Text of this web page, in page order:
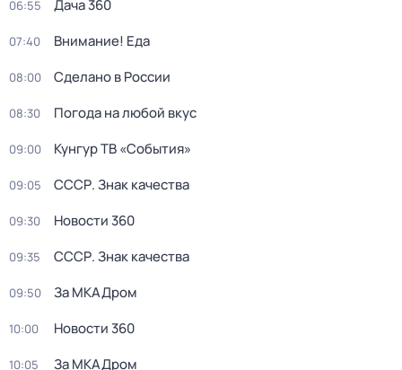
06:55 Дача 360
07:40 Внимание! Еда
08:00 Сделано в России
08:30 Погода на любой вкус
09:00 Кунгур ТВ «События»
09:05 СССР. Знак качества
09:30 Новости 360
09:35 СССР. Знак качества
09:50 За МКАДром
10:00 Новости 360
10:05 За МКАДром